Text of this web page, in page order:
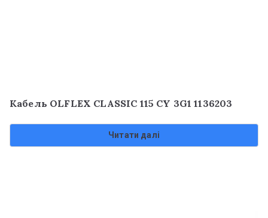
Кабель OLFLEX CLASSIC 115 CY 3G1 1136203
Читати далі